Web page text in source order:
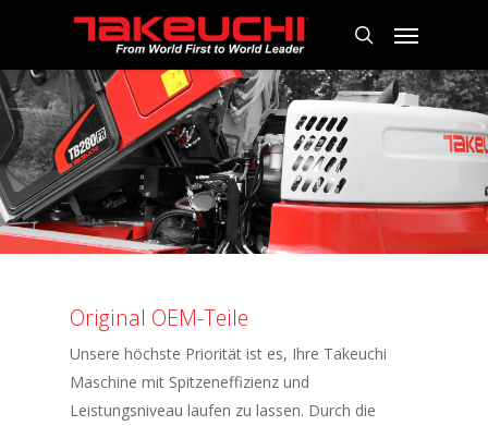
Original OEM-Teile
Unsere höchste Priorität ist es, Ihre Takeuchi
Maschine mit Spitzeneffizienz und
Leistungsniveau laufen zu lassen. Durch die